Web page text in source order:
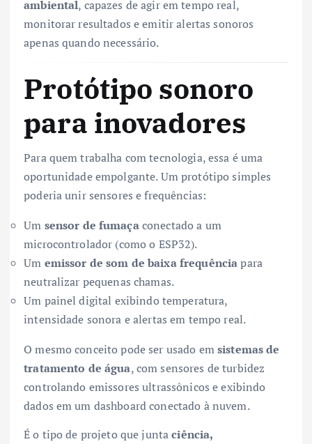
ambiental, capazes de agir em tempo real,
monitorar resultados e emitir alertas sonoros
apenas quando necessário.
Protótipo sonoro
para inovadores
Para quem trabalha com tecnologia, essa é uma
oportunidade empolgante. Um protótipo simples
poderia unir sensores e frequências:
Um sensor de fumaçaconectado a um
microcontrolador (como o ESP32).
Um emissor de som de baixa frequênciapara
neutralizar pequenas chamas.
Um painel digital exibindo temperatura,
intensidade sonora e alertas em tempo real.
O mesmo conceito pode ser usado emsistemas de
tratamento de água, com sensores de turbidez
controlando emissores ultrassônicos e exibindo
dados em um dashboard conectado à nuvem.
É o tipo de projeto que juntaciência,